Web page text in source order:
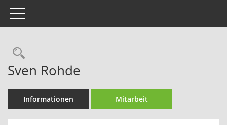
Toggle navigation
Rechercheauswahl
Sven Rohde
Informationen Mitarbeit